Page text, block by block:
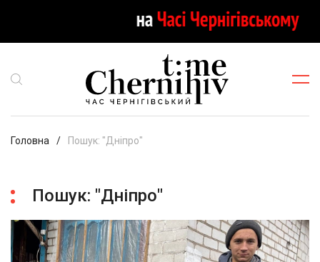
Головна Пошук: "Дніпро"
Пошук: "Дніпро"